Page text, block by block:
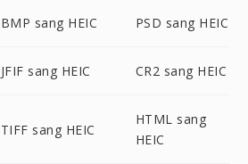
BMP sang HEIC PSD sang HEIC
JFIF sang HEIC CR2 sang HEIC
TIFF sang HEIC
HTML sang
HEIC